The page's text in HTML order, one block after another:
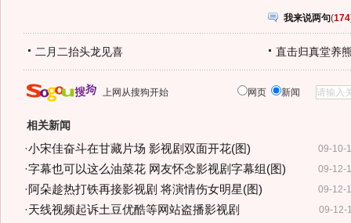
我来说两句(174
二月二抬头龙见喜 直击归真堂养
上网从搜狗开始 网页 新闻
相关新闻
09-10-
·小宋佳奋斗在甘藏片场 影视剧双面开花(图)
09-12-
·字幕也可以这么油菜花 网友怀念影视剧字幕组(图)
09-12-
·阿朵趁热打铁再接影视剧 将演情伤女明星(图)
09-12-
·天线视频起诉土豆优酷等网站盗播影视剧